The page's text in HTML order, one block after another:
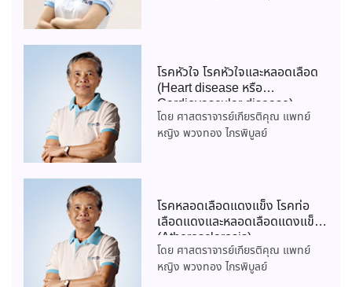
โรคหัวใจ โรคหัวใจและหลอดเลือด
(Heart disease หรือ
Cardiovascular disease)
โดย ศาสตราจารย์เกียรติคุณ แพทย์
หญิง พวงทอง ไกรพิบูลย์
โรคหลอดเลือดแดงแข็ง โรคท่อ
เลือดแดงและหลอดเลือดแดงแข็ง
(Atherosclerosis)
โดย ศาสตราจารย์เกียรติคุณ แพทย์
หญิง พวงทอง ไกรพิบูลย์